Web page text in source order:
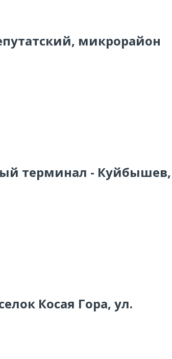
микрорайон
терминал - Куйбышев,
Косая Гора, ул.